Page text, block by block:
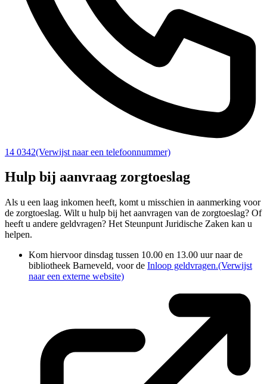
14 0342(Verwijst naar een telefoonnummer)
Hulp bij aanvraag zorgtoeslag
Als u een laag inkomen heeft, komt u misschien in aanmerking voor
de zorgtoeslag. Wilt u hulp bij het aanvragen van de zorgtoeslag? Of
heeft u andere geldvragen? Het Steunpunt Juridische Zaken kan u
helpen.
Kom hiervoor dinsdag tussen 10.00 en 13.00 uur naar de
bibliotheek Barneveld, voor de Inloop geldvragen.(Verwijst
naar een externe website)